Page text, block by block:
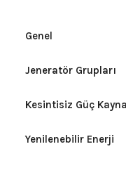
Genel
Jeneratör Grupları
Kesintisiz Güç
Yenilenebilir Enerji